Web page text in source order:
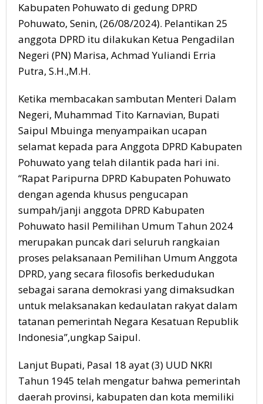
Kabupaten Pohuwato di gedung DPRD
Pohuwato, Senin, (26/08/2024). Pelantikan 25
anggota DPRD itu dilakukan Ketua Pengadilan
Negeri (PN) Marisa, Achmad Yuliandi Erria
Putra, S.H.,M.H.
Ketika membacakan sambutan Menteri Dalam
Negeri, Muhammad Tito Karnavian, Bupati
Saipul Mbuinga menyampaikan ucapan
selamat kepada para Anggota DPRD Kabupaten
Pohuwato yang telah dilantik pada hari ini.
“Rapat Paripurna DPRD Kabupaten Pohuwato
dengan agenda khusus pengucapan
sumpah/janji anggota DPRD Kabupaten
Pohuwato hasil Pemilihan Umum Tahun 2024
merupakan puncak dari seluruh rangkaian
proses pelaksanaan Pemilihan Umum Anggota
DPRD, yang secara filosofis berkedudukan
sebagai sarana demokrasi yang dimaksudkan
untuk melaksanakan kedaulatan rakyat dalam
tatanan pemerintah Negara Kesatuan Republik
Indonesia”,ungkap Saipul.
Lanjut Bupati, Pasal 18 ayat (3) UUD NKRI
Tahun 1945 telah mengatur bahwa pemerintah
daerah provinsi, kabupaten dan kota memiliki